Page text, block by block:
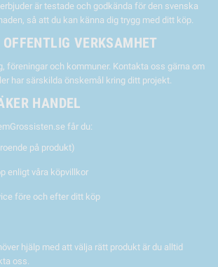
är testade och godkända för den svenska
så att du kan känna dig trygg med ditt köp.
OFFENTLIG VERKSAMHET
föreningar och kommuner. Kontakta oss gärna om
har särskilda önskemål kring ditt projekt.
HANDEL
får du:
på produkt)
enligt våra köpvillkor
före och efter ditt köp
hjälp med att välja rätt produkt är du alltid
oss.